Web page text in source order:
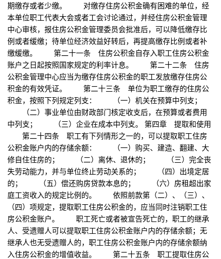
期缴存或者少缴。 对缴存住房公积金确有困难的单位，经
本单位职工代表大会或者工会讨论通过，并经住房公积金管理
中心审核，报住房公积金管理委员会批准后，可以降低缴存比
例或者缓缴；待单位经济效益好转后，再提高缴存比例或者补
缴缓缴。 第二十一条 住房公积金自存入职工住房公积金
账户之日起按照国家规定的利率计息。 第二十二条 住房
公积金管理中心应当为缴存住房公积金的职工发放缴存住房公
积金的有效凭证。 第二十三条 单位为职工缴存的住房公
积金，按照下列规定列支： （一）机关在预算中列支；
（二）事业单位由财政部门核定收支后，在预算或者费用
中列支； （三）企业在成本中列支。 第四章 提取和使用
第二十四条 职工有下列情形之一的，可以提取职工住房
公积金账户内的存储余额： （一）购买、建造、翻建、大
修自住住房的； （二）离休、退休的； （三）完全丧
失劳动能力，并与单位终止劳动关系的； （四）出境定居
的； （五）偿还购房贷款本息的； （六）房租超出家
庭工资收入的规定比例的。 依照前款第（二）、（三）、
（四）项规定，提取职工住房公积金的，应当同时注销职工住
房公积金账户。 职工死亡或者被宣告死亡的，职工的继承
人、受遗赠人可以提取职工住房公积金账户内的存储余额；无
继承人也无受遗赠人的，职工住房公积金账户内的存储余额纳
入住房公积金的增值收益。 第二十五条 职工提取住房公